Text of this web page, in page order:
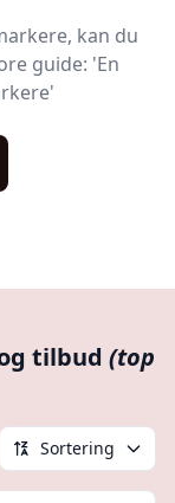
kan du
guide: 'En
tilbud (top
Sortering